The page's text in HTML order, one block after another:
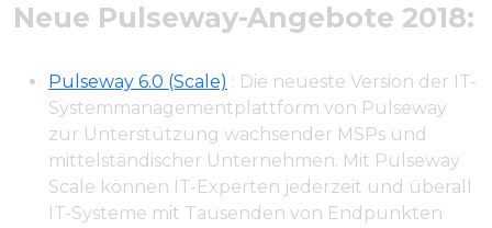
Neue Pulseway-Angebote 2018:
Pulseway 6.0 (Scale) : Die neueste Version der IT-
Systemmanagementplattform von Pulseway
zur Unterstützung wachsender MSPs und
mittelständischer Unternehmen. Mit Pulseway
Scale können IT-Experten jederzeit und überall
IT-Systeme mit Tausenden von Endpunkten